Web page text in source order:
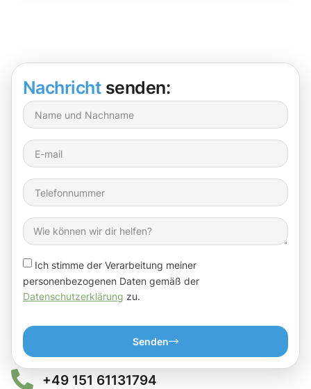
Nachricht senden:
Ich stimme der Verarbeitung meiner
personenbezogenen Daten gemäß der
Datenschutzerklärung zu.
Senden
+49 151 61131794